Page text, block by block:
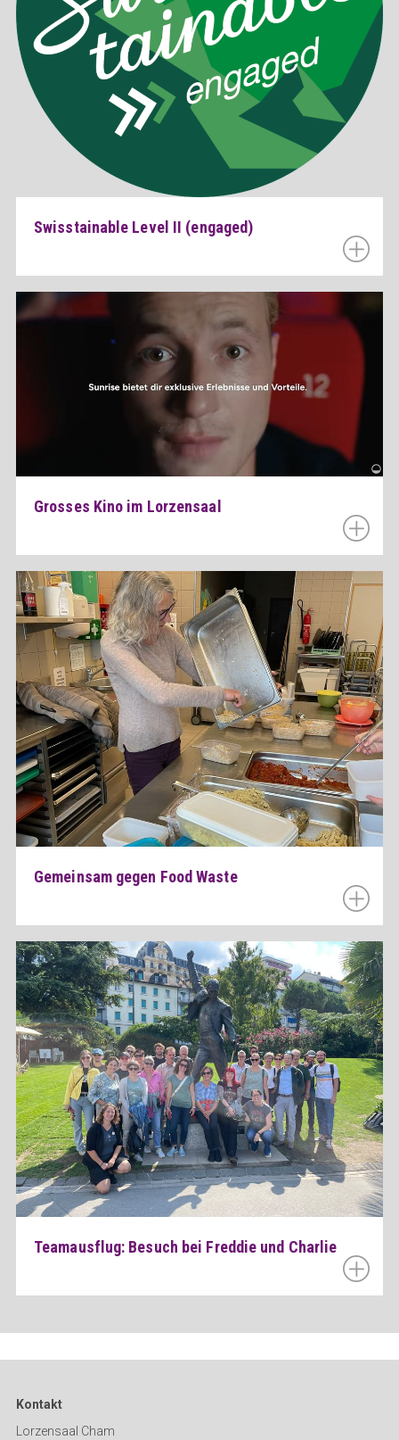
Swisstainable Level II (engaged)
Grosses Kino im Lorzensaal
Gemeinsam gegen Food Waste
Teamausflug: Besuch bei Freddie und Charlie
Kontakt
Lorzensaal Cham